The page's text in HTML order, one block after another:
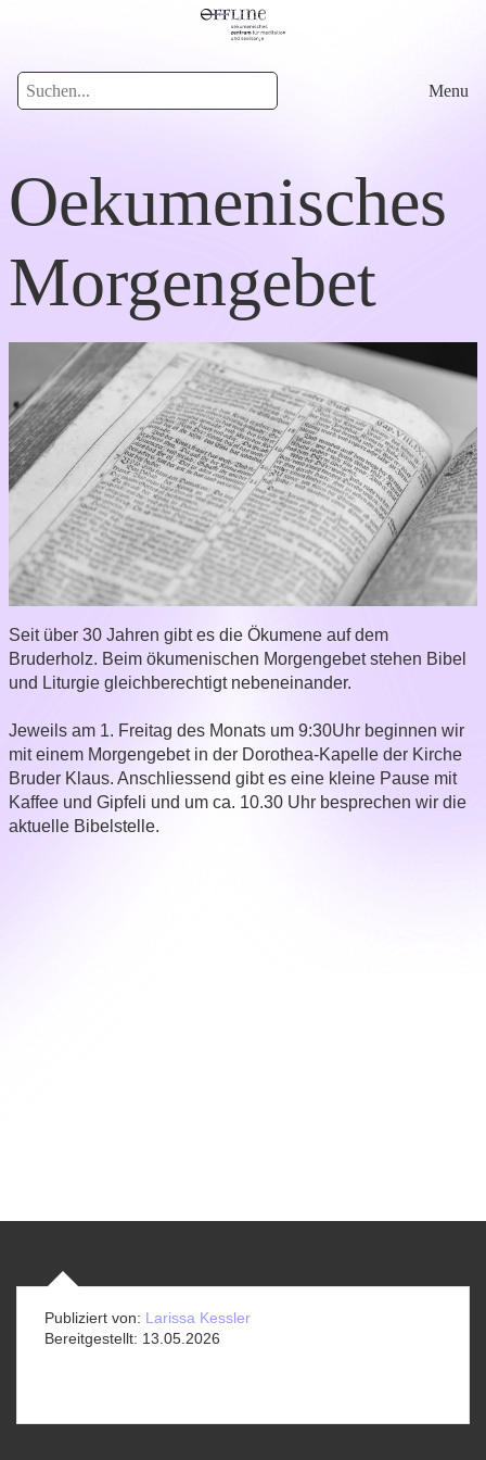
Menu
Oekumenisches
Morgengebet
Seit über 30 Jahren gibt es die Ökumene auf dem
Bruderholz. Beim ökumenischen Morgengebet stehen Bibel
und Liturgie gleichberechtigt nebeneinander.
Jeweils am 1. Freitag des Monats um 9:30Uhr beginnen wir
mit einem Morgengebet in der Dorothea-Kapelle der Kirche
Bruder Klaus. Anschliessend gibt es eine kleine Pause mit
Kaffee und Gipfeli und um ca. 10.30 Uhr besprechen wir die
aktuelle Bibelstelle.
Publiziert von: Larissa Kessler
Bereitgestellt: 13.05.2026